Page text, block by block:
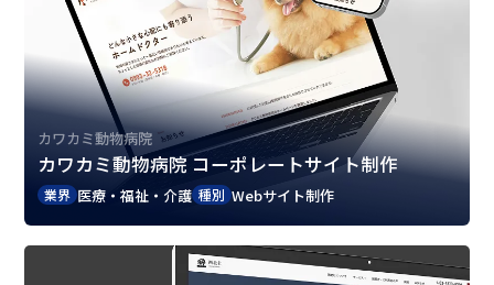
カワカミ動物病院
カワカミ動物病院 コーポレートサイト制作
業界 医療・福祉・介護 種別 Webサイト制作